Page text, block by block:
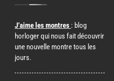
J’aime les montres : blog
horloger qui nous fait découvrir
une nouvelle montre tous les
jours.